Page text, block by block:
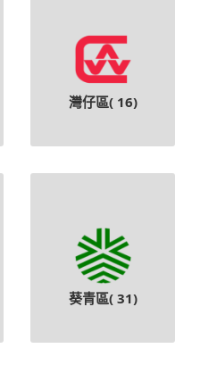
灣仔區( 16)
葵青區( 31)